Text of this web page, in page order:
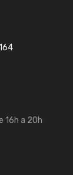
16h a 20h